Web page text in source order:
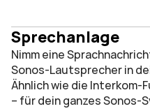
Sprechanlage
Nimm eine
Sonos-Lautsprecher in
Ähnlich wie die Interkom-
– für dein ganzes Sonos-